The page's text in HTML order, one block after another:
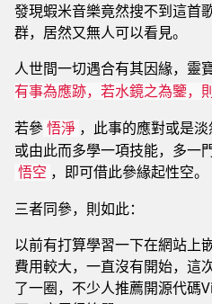
發現蝦米音樂竟然搜不到這首
群，居然又無人可以看見。
人世間一切遇合有其因緣，靈
有事為應跡，若水鏡之為鑒，
若參 悟淨 ，此事的應對或是
或由此而多學一項技能，多一
悟空 ，即可借此參緣起性空。
三者同參，則如此：
以前有打算學習一下在網站上
費用較大，一直沒有開始，這
了一圈，不少人推薦開源代碼